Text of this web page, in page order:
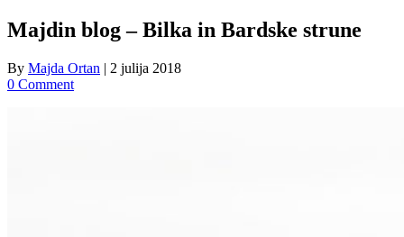
Majdin blog – Bilka in Bardske strune
By Majda Ortan | 2 julija 2018
0 Comment